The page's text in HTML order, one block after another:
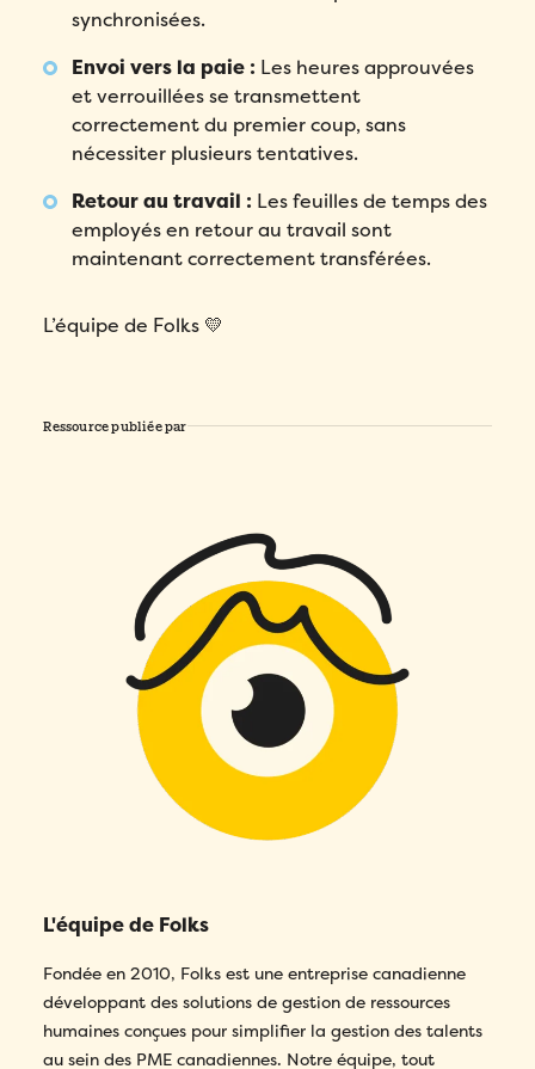
synchronisées.
Envoi vers la paie : Les heures approuvées
et verrouillées se transmettent
correctement du premier coup, sans
nécessiter plusieurs tentatives.
Retour au travail : Les feuilles de temps des
employés en retour au travail sont
maintenant correctement transférées.
L’équipe de Folks 💛
Ressource publiée par
L'équipe de Folks
Fondée en 2010, Folks est une entreprise canadienne
développant des solutions de gestion de ressources
humaines conçues pour simplifier la gestion des talents
au sein des PME canadiennes. Notre équipe, tout
Nombre d'employés *
Veuillez saisir un nombre supérieur ou
égal à 0.
*
Message *
Comment avez-vous entendu parler de Folks?
J’accepte la Politique de
confidentialité de Folks.
Quel produit Folks vous intéresse le plus?
Pays *
égal à0.
J’accepte la
Politique de
confidentialité
de Folks.
Téléphone *
Compagnie *
Pays *
Comment avez-vous entendu parler de Folks? *
confidentialitéde Folks.